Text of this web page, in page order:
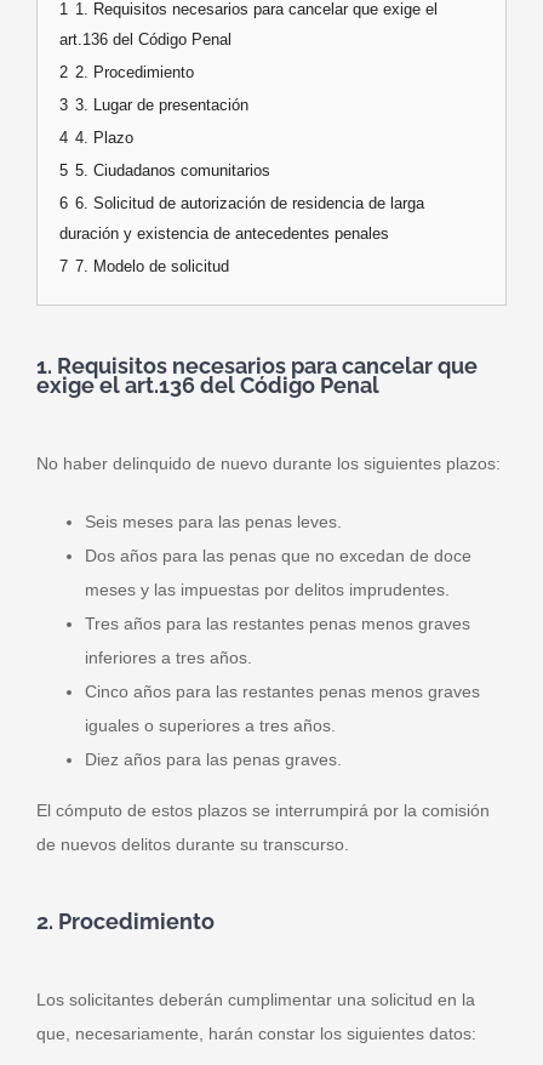
1 1. Requisitos necesarios para cancelar que exige el
art.136 del Código Penal
2 2. Procedimiento
3 3. Lugar de presentación
4 4. Plazo
5 5. Ciudadanos comunitarios
6 6. Solicitud de autorización de residencia de larga
duración y existencia de antecedentes penales
7 7. Modelo de solicitud
1. Requisitos necesarios para cancelar que
exige el art.136 del Código Penal
No haber delinquido de nuevo durante los siguientes plazos:
Seis meses para las penas leves.
Dos años para las penas que no excedan de doce
meses y las impuestas por delitos imprudentes.
Tres años para las restantes penas menos graves
inferiores a tres años.
Cinco años para las restantes penas menos graves
iguales o superiores a tres años.
Diez años para las penas graves.
El cómputo de estos plazos se interrumpirá por la comisión
de nuevos delitos durante su transcurso.
2. Procedimiento
Los solicitantes deberán cumplimentar una solicitud en la
que, necesariamente, harán constar los siguientes datos: